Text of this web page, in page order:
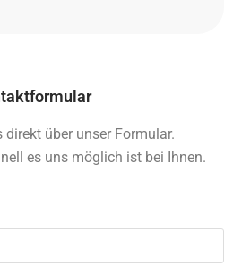
direkt über unser Formular.
es uns möglich ist bei Ihnen.